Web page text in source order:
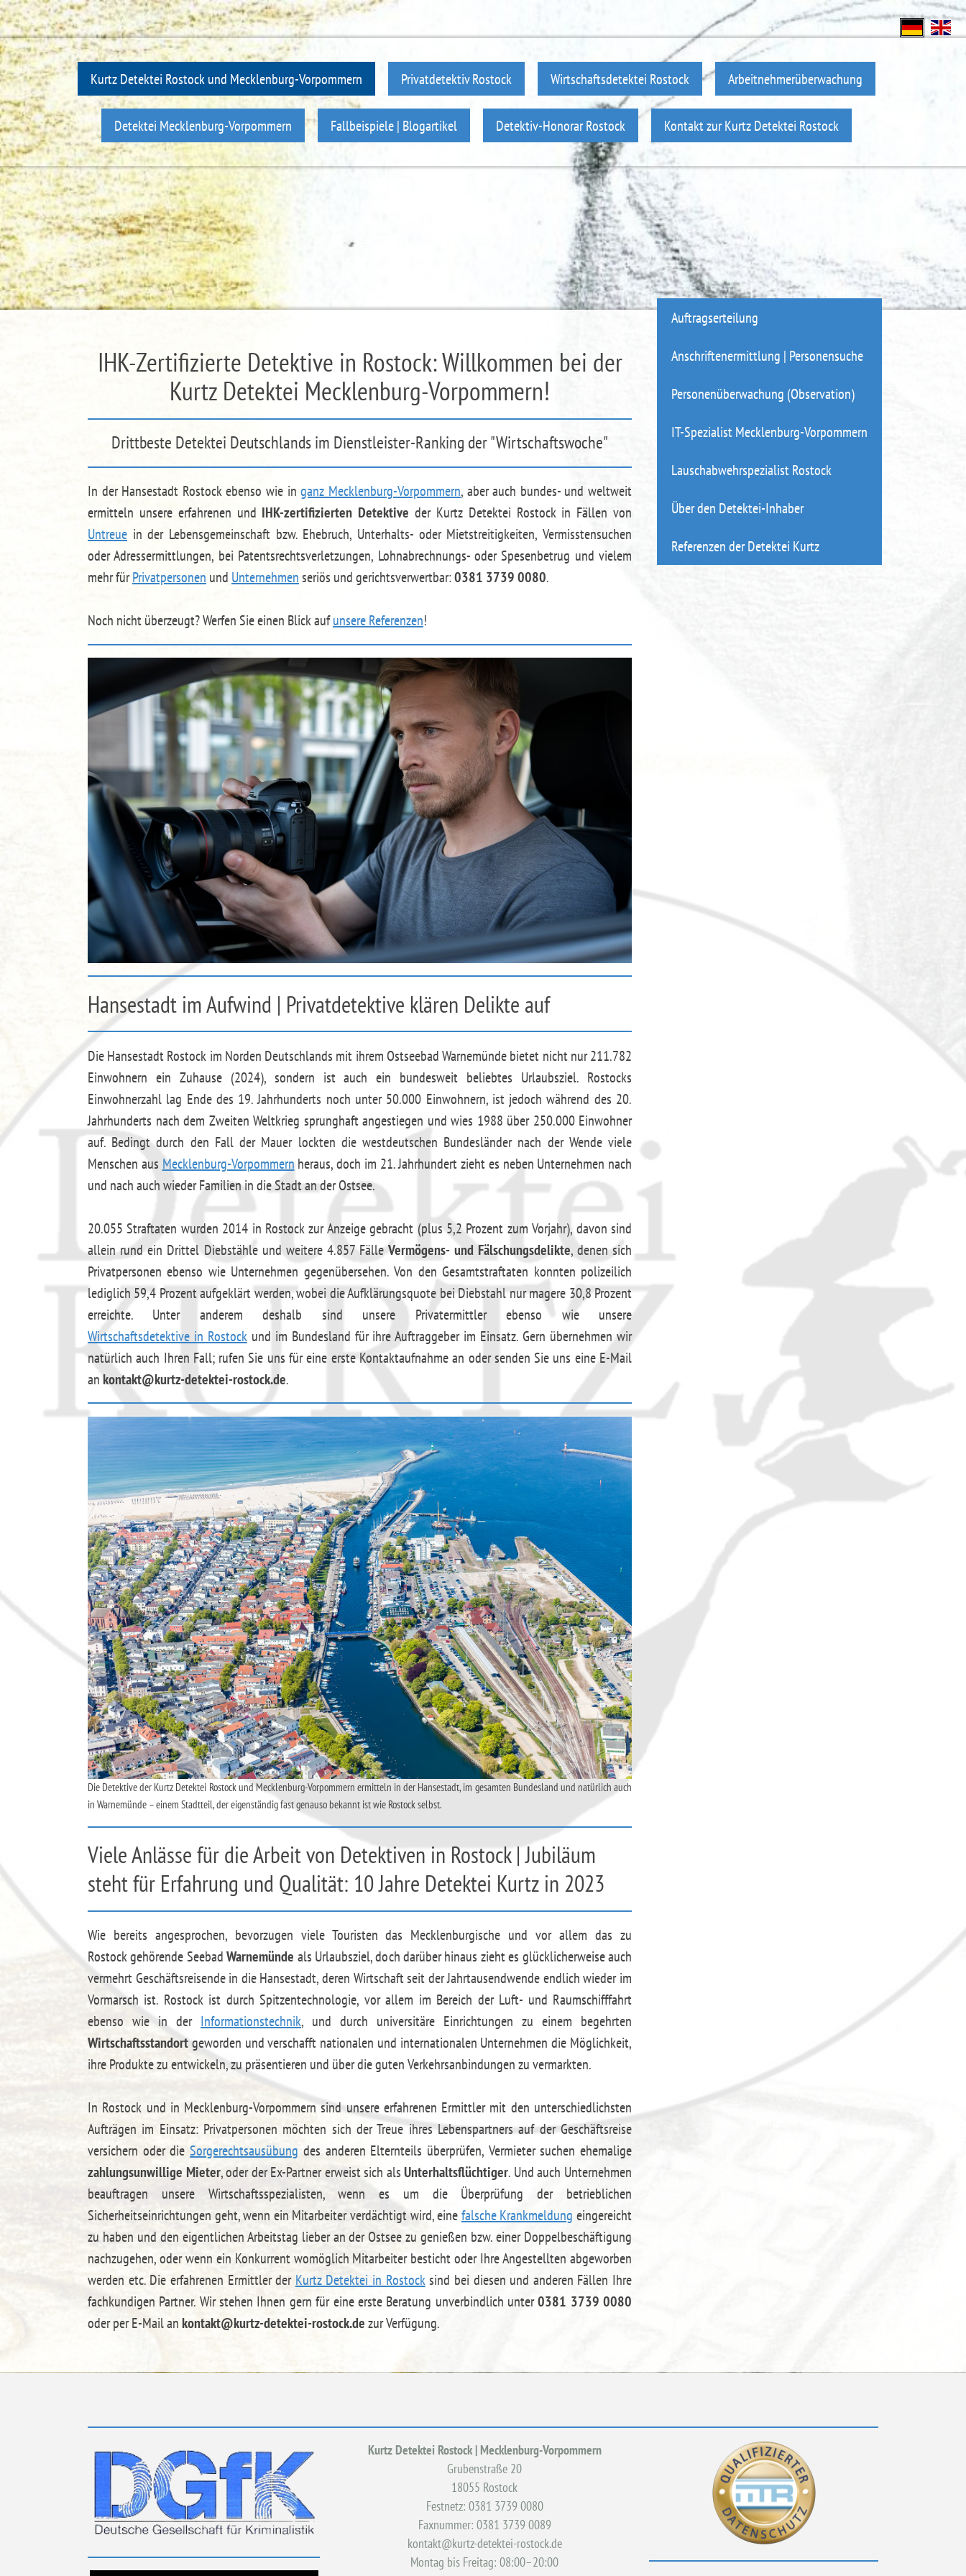
Kurtz Detektei Rostock und Mecklenburg-Vorpommern Privatdetektiv Rostock Wirtschaftsdetektei Rostock Arbeitnehmerüberwachung
Detektei Mecklenburg-Vorpommern Fallbeispiele | Blogartikel Detektiv-Honorar Rostock Kontakt zur Kurtz Detektei Rostock
IHK-Zertifizierte Detektive in Rostock: Willkommen bei der
Kurtz Detektei Mecklenburg-Vorpommern!
Drittbeste Detektei Deutschlands im Dienstleister-Ranking der "Wirtschaftswoche"
In der Hansestadt Rostock ebenso wie inganz Mecklenburg-Vorpommern, aber auch bundes- und weltweit
ermitteln unsere erfahrenen und IHK-zertifizierten Detektive der Kurtz Detektei Rostock in Fällen von
Untreue in der Lebensgemeinschaft bzw. Ehebruch, Unterhalts- oder Mietstreitigkeiten, Vermisstensuchen
oder Adressermittlungen, bei Patentsrechtsverletzungen, Lohnabrechnungs- oder Spesenbetrug und vielem
mehr fürPrivatpersonen und Unternehmenseriös und gerichtsverwertbar:0381 3739 0080.
Noch nicht überzeugt? Werfen Sie einen Blick aufunsere Referenzen!
Hansestadt im Aufwind | Privatdetektive klären Delikte auf
Die Hansestadt Rostock im Norden Deutschlands mit ihrem Ostseebad Warnemünde bietet nicht nur 211.782
Einwohnern ein Zuhause (2024), sondern ist auch ein bundesweit beliebtes Urlaubsziel. Rostocks
Einwohnerzahl lag Ende des 19. Jahrhunderts noch unter 50.000 Einwohnern, ist jedoch während des 20.
Jahrhunderts nach dem Zweiten Weltkrieg sprunghaft angestiegen und wies 1988 über 250.000 Einwohner
auf. Bedingt durch den Fall der Mauer lockten die westdeutschen Bundesländer nach der Wende viele
Menschen aus Mecklenburg-Vorpommern heraus, doch im 21. Jahrhundert zieht es neben Unternehmen nach
und nach auch wieder Familien in die Stadt an der Ostsee.
20.055 Straftaten wurden 2014 in Rostock zur Anzeige gebracht (plus 5,2 Prozent zum Vorjahr), davon sind
allein rund ein Drittel Diebstähle und weitere 4.857 FälleVermögens- und Fälschungsdelikte, denen sich
Privatpersonen ebenso wie Unternehmen gegenübersehen. Von den Gesamtstraftaten konnten polizeilich
lediglich 59,4 Prozent aufgeklärt werden, wobei die Aufklärungsquote bei Diebstahl nur magere 30,8 Prozent
erreichte. Unter anderem deshalb sind unsere Privatermittler ebenso wie unsere
Wirtschaftsdetektive in Rostockund im Bundesland für ihre Auftraggeber im Einsatz. Gern übernehmen wir
natürlich auch Ihren Fall; rufen Sie uns für eine erste Kontaktaufnahme an oder senden Sie uns eine E-Mail
ankontakt@kurtz-detektei-rostock.de.
Die Detektive der Kurtz Detektei Rostock und Mecklenburg-Vorpommern ermitteln in der Hansestadt, im gesamten Bundesland und natürlich auch
in Warnemünde – einem Stadtteil, der eigenständig fast genauso bekannt ist wie Rostock selbst.
Viele Anlässe für die Arbeit von Detektiven in Rostock | Jubiläum
steht für Erfahrung und Qualität: 10 Jahre Detektei Kurtz in 2023
Wie bereits angesprochen, bevorzugen viele Touristen das Mecklenburgische und vor allem das zu
Rostock gehörende SeebadWarnemünde als Urlaubsziel, doch darüber hinaus zieht es glücklicherweise auch
vermehrt Geschäftsreisende in die Hansestadt, deren Wirtschaft seit der Jahrtausendwende endlich wieder im
Vormarsch ist. Rostock ist durch Spitzentechnologie, vor allem im Bereich der Luft- und Raumschifffahrt
ebenso wie in der Informationstechnik, und durch universitäre Einrichtungen zu einem begehrten
Wirtschaftsstandortgeworden und verschafft nationalen und internationalen Unternehmen die Möglichkeit,
ihre Produkte zu entwickeln, zu präsentieren und über die guten Verkehrsanbindungen zu vermarkten.
In Rostock und in Mecklenburg-Vorpommern sind unsere erfahrenen Ermittler mit den unterschiedlichsten
Aufträgen im Einsatz: Privatpersonen möchten sich der Treue ihres Lebenspartners auf der Geschäftsreise
versichern oder dieSorgerechtsausübung des anderen Elternteils überprüfen, Vermieter suchen ehemalige
zahlungsunwillige Mieter, oder der Ex-Partner erweist sich alsUnterhaltsflüchtiger. Und auch Unternehmen
beauftragen unsere Wirtschaftsspezialisten, wenn es um die Überprüfung der betrieblichen
Sicherheitseinrichtungen geht, wenn ein Mitarbeiter verdächtigt wird, einefalsche Krankmeldung eingereicht
zu haben und den eigentlichen Arbeitstag lieber an der Ostsee zu genießen bzw. einer Doppelbeschäftigung
nachzugehen, oder wenn ein Konkurrent womöglich Mitarbeiter besticht oder Ihre Angestellten abgeworben
werden etc. Die erfahrenen Ermittler der Kurtz Detektei in Rostocksind bei diesen und anderen Fällen Ihre
fachkundigen Partner. Wir stehen Ihnen gern für eine erste Beratung unverbindlich unter0381 3739 0080
oder per E-Mail ankontakt@kurtz-detektei-rostock.dezur Verfügung.
Auftragserteilung
Anschriftenermittlung | Personensuche
Personenüberwachung (Observation)
IT-Spezialist Mecklenburg-Vorpommern
Lauschabwehrspezialist Rostock
Über den Detektei-Inhaber
Referenzen der Detektei Kurtz
Kurtz Detektei Rostock | Mecklenburg-Vorpommern
Grubenstraße 20
18055 Rostock
Festnetz: 0381 3739 0080
Faxnummer: 0381 3739 0089
kontakt@kurtz-detektei-rostock.de
Montag bis Freitag: 08:00–20:00